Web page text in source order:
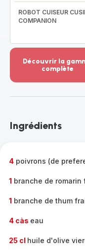
ROBOT CUISEUR
COMPANION
Découvrir la
complète
-
gamme
Ingrédients
4 poivrons (de
1 branche de romarin
1 branche de thum
4 càs eau
25 cl huile d'olive